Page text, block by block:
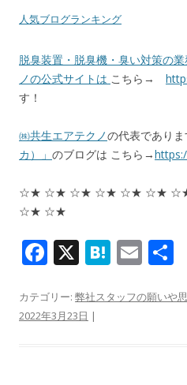
人気ブログランキング
脱臭装置・脱臭機・臭い対策の
ノの公式サイトは こちら→
す！
㈱共生エアテクノの代表であり
カ）」 のブログは こちら→
☆★ ☆★ ☆★ ☆★ ☆★ ☆★
☆★ ☆★
F
e
b
X H
e
E
ai
カテゴリー: 弊社スタッフの願いや
2022年3月23日 |